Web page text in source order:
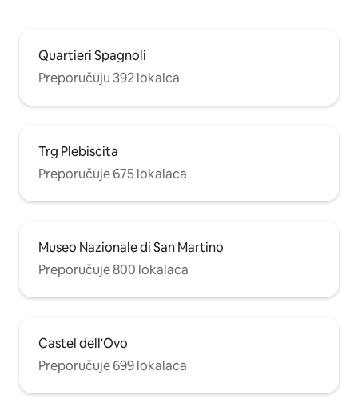
Quartieri Spagnoli
Preporučuju 392 lokalca
Trg Plebiscita
Preporučuje 675 lokalaca
Museo Nazionale di San Martino
Preporučuje 800 lokalaca
Castel dell'Ovo
Preporučuje 699 lokalaca